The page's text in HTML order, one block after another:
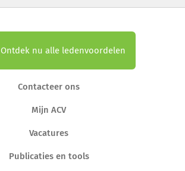
Ontdek nu alle ledenvoordelen
Contacteer ons
Mijn ACV
Vacatures
Publicaties en tools